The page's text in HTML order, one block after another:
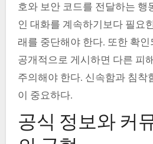
호와 보안 코드를 전달하는 행
인 대화를 계속하기보다 필요
래를 중단해야 한다. 또한 확
공개적으로 게시하면 다른 피
주의해야 한다. 신속함과 침착
이 중요하다.
공식 정보와 커